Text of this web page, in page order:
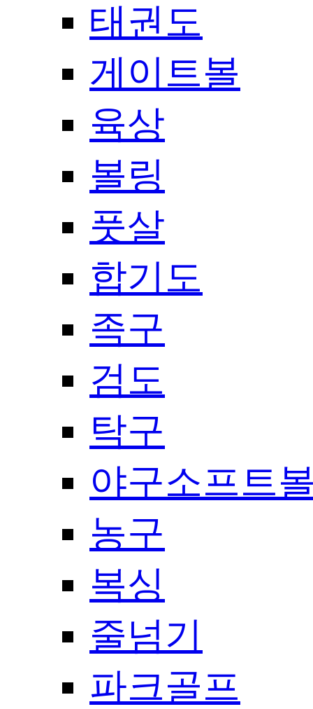
태권도
게이트볼
육상
볼링
풋살
합기도
족구
검도
탁구
야구소프트
농구
복싱
줄넘기
파크골프